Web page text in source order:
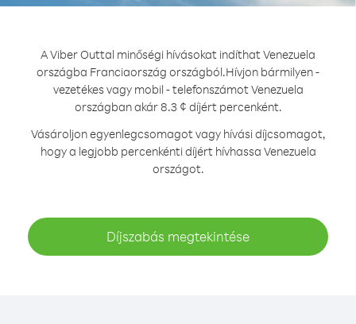
A Viber Outtal minőségi hívásokat indíthat Venezuela
országba Franciaország országból.Hívjon bármilyen -
vezetékes vagy mobil - telefonszámot Venezuela
országban akár 8.3 ¢ díjért percenként.
Vásároljon egyenlegcsomagot vagy hívási díjcsomagot,
hogy a legjobb percenkénti díjért hívhassa Venezuela
országot.
Díjszabás megtekintése